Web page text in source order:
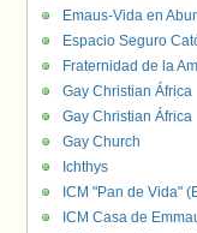
Emaus-Vida en
Espacio Seguro
Fraternidad de la
Gay Christian África
Gay Christian África
Gay Church
Ichthys
ICM "Pan de Vida"
ICM Casa de